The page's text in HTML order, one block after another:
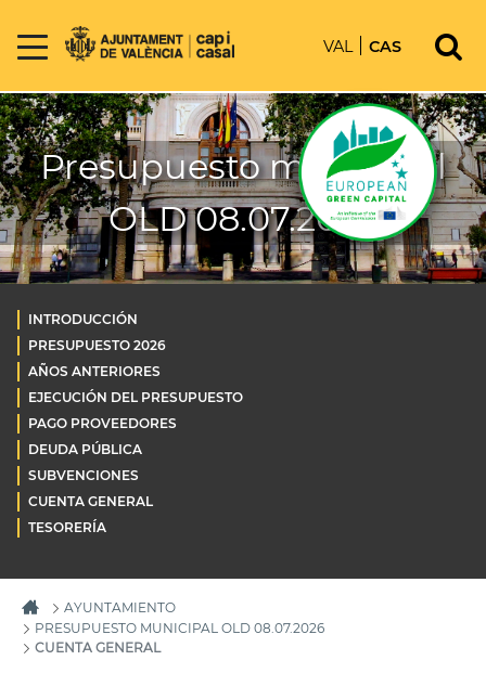
VAL CAS
Presupuesto municipal
OLD 08.07.2026
INTRODUCCIÓN
PRESUPUESTO 2026
AÑOS ANTERIORES
EJECUCIÓN DEL PRESUPUESTO
PAGO PROVEEDORES
DEUDA PÚBLICA
SUBVENCIONES
CUENTA GENERAL
TESORERÍA
AYUNTAMIENTO
PRESUPUESTO MUNICIPAL OLD 08.07.2026
CUENTA GENERAL